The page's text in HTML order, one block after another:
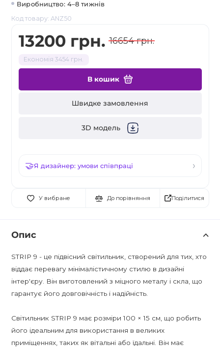
Виробництво: 4–8 тижнів
Код товару: ANZ50
13200 грн. 16654 грн.
Економія 3454 грн.
В кошик
Швидке замовлення
3D модель
Я дизайнер: умови співпраці
У вибране До порівняння Поділитися
Опис
STRIP 9 - це підвісний світильник, створений для тих, хто
віддає перевагу мінімалістичному стилю в дизайні
інтер'єру. Він виготовлений з міцного металу і скла, що
гарантує його довговічність і надійність.
Світильник STRIP 9 має розміри 100 × 15 см, що робить
його ідеальним для використання в великих
приміщеннях, таких як вітальні або їдальні. Він має